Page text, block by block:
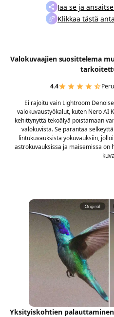
Jaa se ja
Klikkaa tästä
Valokuvaajien suosittelema
4.4
Ei rajoitu vain Lightroom
valokuvaustyökalut, kuten Nero AI
kehittynyttä tekoälyä poistamaan
valokuvista. Se parantaa
lintukuvauksista yökuvauksiin,
astrokuvauksissa ja maisemissa on
Yksityiskohtien